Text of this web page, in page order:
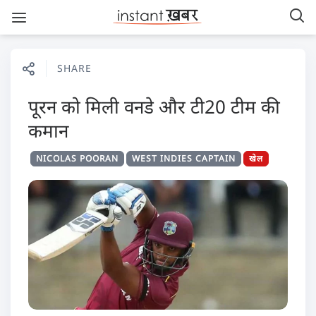
SHARE
पूरन को मिली वनडे और टी20 टीम की
कमान
NICOLAS POORAN WEST INDIES CAPTAIN खेल